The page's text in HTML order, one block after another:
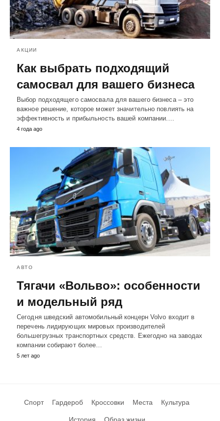
АКЦИИ
Как выбрать подходящий
самосвал для вашего бизнеса
Выбор подходящего самосвала для вашего бизнеса – это
важное решение, которое может значительно повлиять на
эффективность и прибыльность вашей компании.…
4 года ago
АВТО
Тягачи «Вольво»: особенности
и модельный ряд
Сегодня шведский автомобильный концерн Volvo входит в
перечень лидирующих мировых производителей
большегрузных транспортных средств. Ежегодно на заводах
компании собирают более…
5 лет ago
Спорт Гардероб Кроссовки Места Культура
История Образ жизни